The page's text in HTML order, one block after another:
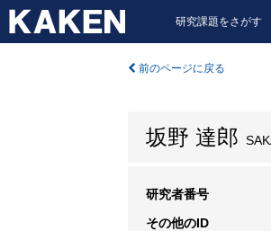
研究課題をさがす
前のページに戻る
坂野 達郎
研究者番号
その他のID